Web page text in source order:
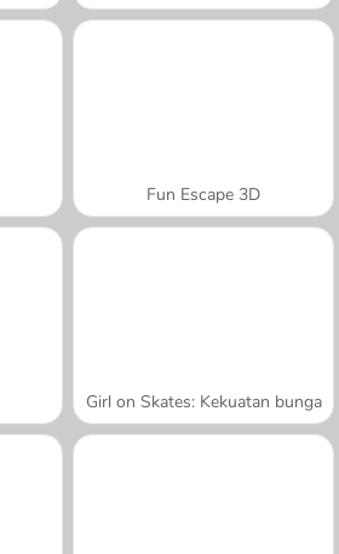
Fun Escape 3D
Girl on Skates: Kekuatan bunga